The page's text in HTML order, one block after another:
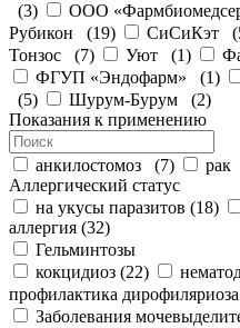
(3) ООО
Рубикон (19) СиСиКэт (
Тонзос (7) Уют (1)
ФГУП «Эндофарм» (1)
(5) Шурум-Бурум (2)
Показания к применению
анкилостомоз (7) рак
Аллергический статус
на укусы паразитов (18)
аллергия (32)
Гельминтозы
кокцидиоз (22)
профилактика дирофиляриоза
Заболевания